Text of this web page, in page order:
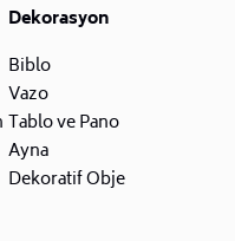
Dekorasyon
Biblo
Vazo
Tablo ve Pano
Ayna
Dekoratif Obje